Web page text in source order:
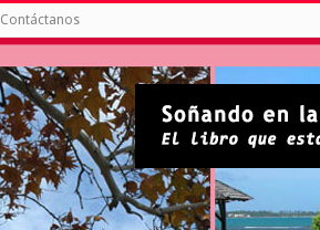
Contáctanos